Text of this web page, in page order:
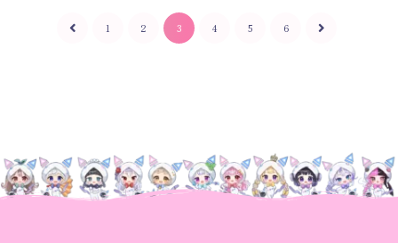
1 2 3 4 5 6